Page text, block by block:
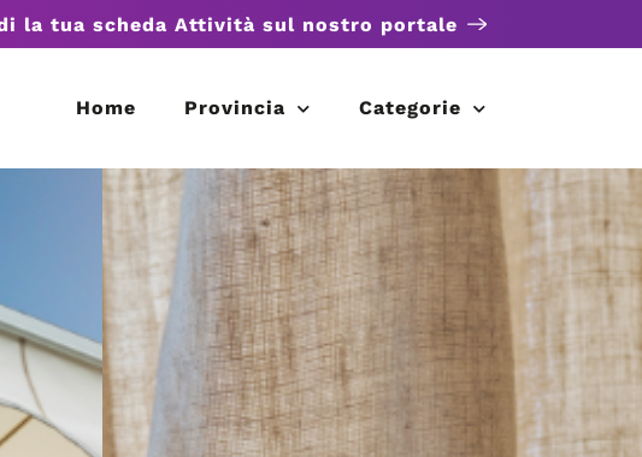
la tua scheda Attività sul nostro portale
Home Provincia Categorie